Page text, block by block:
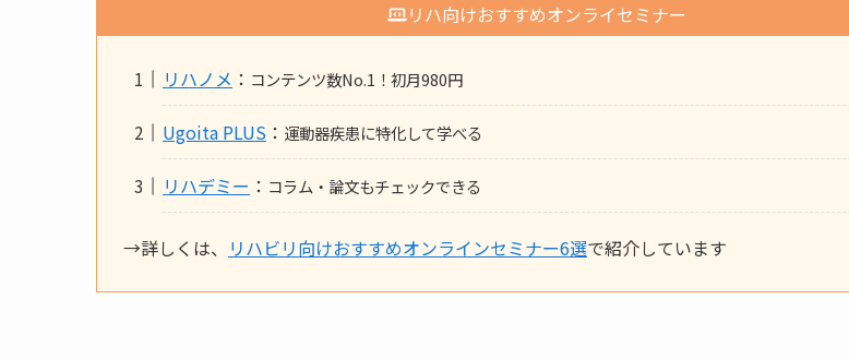
リハ向けおすすめオンライセミナー
リハノメ ： コンテンツ数No.1！初月980円
Ugoita PLUS ： 運動器疾患に特化して学べる
リハデミー ： コラム・論文もチェックできる
→詳しくは、 リハビリ向けおすすめオンラインセミナー6選で紹介しています